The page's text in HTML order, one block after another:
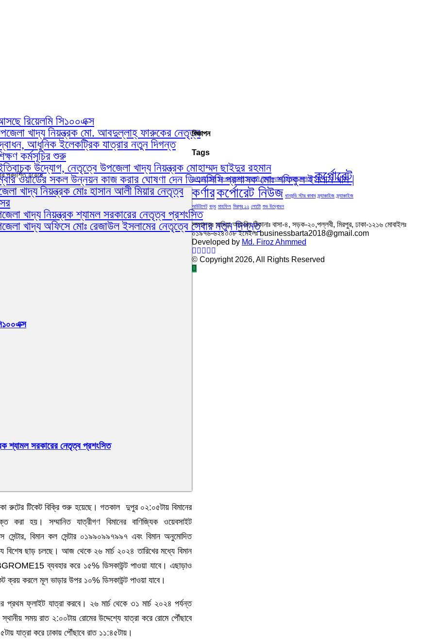
রিয়েলমি সি১০০এক্স
খাদ্য নিয়ন্ত্রক মো. আবদুল্লাহ্ ফারুকের নেতৃত্ব
আধুনিক ইলেকট্রিক যাত্রার নতুন দিগন্ত
কর্মসূচির শুরু
উদ্যোগ, নেতৃত্বে উপজেলা খাদ্য নিয়ন্ত্রক মোহাম্মদ ছাইদুর রহমান
ওয়ার্ডের সকল উন্নয়ন কাজ করার ঘোষণা দেন ডিএনসিসি প্রশাসক মোঃ শফিকুল ইসলাম খান |
খাদ্য নিয়ন্ত্রক মোঃ হাসান আলী মিয়ার নেতৃত্ব
খাদ্য নিয়ন্ত্রক শ্যামল সরকারের নেতৃত্ব প্রশংসিত
খাদ্য অফিসে মোঃ রেজাউল ইসলামের নেতৃত্বে সেবার নতুন দিগন্ত
প্রদর্শিত হয়েছে
শ্যামল সরকারের নেতৃত্ব প্রশংসিত
রুটের টিকেট বিক্রি শুরু হয়েছে। গতকাল দুপুর ০২:০৫টায় বিমানের
করা হয়। সম্মানিত যাত্রীগণ বিমানের বাণিজ্যিক ওয়েবসাইট
বিমান কল সেন্টার ০১৯৯০৯৯৭৯৯৭ এবং বিমান অনুমোদিত
ছাড় চলছে। আজ থেকে ২৬ মার্চ ২০২৪ তারিখের মধ্যে বিমান
ব্যবহার করে ১৫% ডিসকাউন্ট পাওয়া যাবে। এছাড়াও
ক্রয় করলে মূল ভাড়ার উপর ১০% ডিসকাউন্ট পাওয়া যাবে।
প্রথম ফ্লাইট যাত্রা করবে। ২৬ মার্চ থেকে ৩১ মার্চ ২০২৪ পর্যন্ত
সময় রাত ২:০০টায় রোমের উদ্দেশ্যে যাত্রা করে রোমে পৌঁছাবে
যাত্রা করে ঢাকায় পৌঁছাবে রাত ১১:৪৫টায়।
বিজ্ঞাপন
Tags
আইআইইউসি ইফতার মাহফিল ইসলামী বিশ্ববিদ্যালয় চট্রগ্রাম কর্পোরেট কর্পোরেট
কর্ণারকর্পোরেট নিউজ ধানমন্ডি স্টার কাবাব ফ্র্যাঞ্চাইজ ফ্র্যাঞ্চাইজ
আউটলেট বন্ধু মাহফিল মিরপুর ১২ লোটো শুভ উদ্বোধন
সম্পাদকঃ সাদিয়া আফরিন ঠিকানাঃ বাসা-৪, সড়ক-২০,পল্লবী, মিরপুর, ঢাকা-১২১৬ মোবাইলঃ
০১৯৭৬-৬২৪০০৮ ইমেইলঃ businessbarta2018@gmail.com
Developed by Md. Firoz Ahmmed
© Copyright 2026, All Rights Reserved